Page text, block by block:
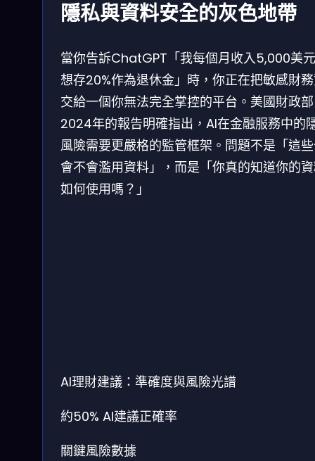
隱私與資料安全的灰色地帶
當你告訴ChatGPT「我每個月收入5,000美
想存20%作為退休金」時，你正在把敏感財
交給一個你無法完全掌控的平台。美國財政部
2024年的報告明確指出，AI在金融服務中的
風險需要更嚴格的監管框架。問題不是「這
會不會濫用資料」，而是「你真的知道你的
如何使用嗎？」
AI理財建議：準確度與風險光譜
約50% AI建議正確率
關鍵風險數據